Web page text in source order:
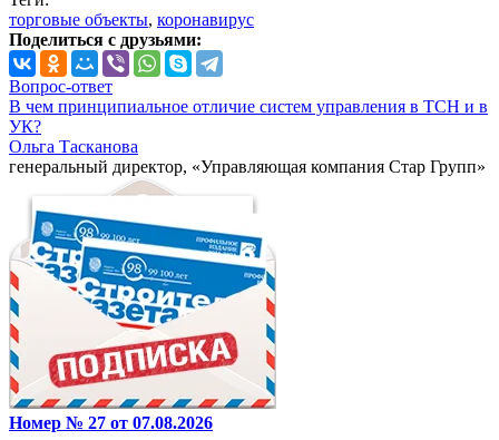
торговые объекты, коронавирус
Поделиться с друзьями:
Вопрос-ответ
В чем принципиальное отличие систем управления в ТСН и в
УК?
Ольга Тасканова
генеральный директор, «Управляющая компания Стар Групп»
Номер № 27 от 07.08.2026